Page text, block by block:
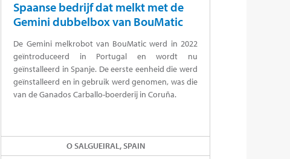
Spaanse bedrijf dat melkt met de
Gemini dubbelbox van BouMatic
De Gemini melkrobot van BouMatic werd in 2022
geïntroduceerd in Portugal en wordt nu
geïnstalleerd in Spanje. De eerste eenheid die werd
geïnstalleerd en in gebruik werd genomen, was die
van de Ganados Carballo-boerderij in Coruña.
O SALGUEIRAL, SPAIN